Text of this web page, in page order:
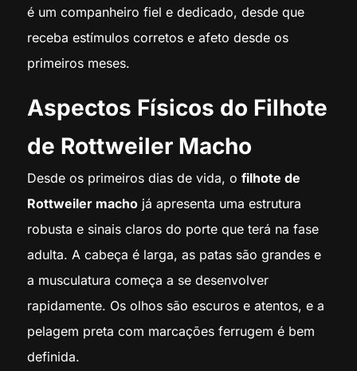
é um companheiro fiel e dedicado, desde que
receba estímulos corretos e afeto desde os
primeiros meses.
Aspectos Físicos do Filhote
de Rottweiler Macho
Desde os primeiros dias de vida, o filhote de
Rottweiler machojá apresenta uma estrutura
robusta e sinais claros do porte que terá na fase
adulta. A cabeça é larga, as patas são grandes e
a musculatura começa a se desenvolver
rapidamente. Os olhos são escuros e atentos, e a
pelagem preta com marcações ferrugem é bem
definida.